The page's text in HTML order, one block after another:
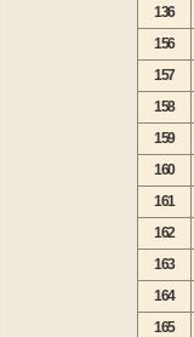
136
156
157
158
159
160
161
162
163
164
165